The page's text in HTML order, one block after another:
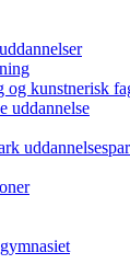
og kunstnerisk
uddannelse